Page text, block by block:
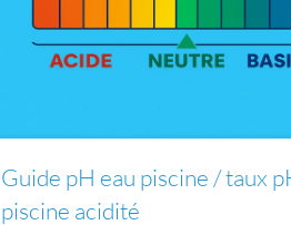
Guide pH eau piscine / taux
piscine acidité